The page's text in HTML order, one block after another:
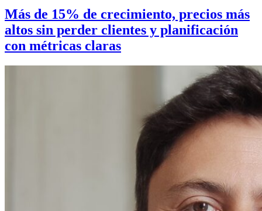
Más de 15% de crecimiento, precios más
altos sin perder clientes y planificación
con métricas claras